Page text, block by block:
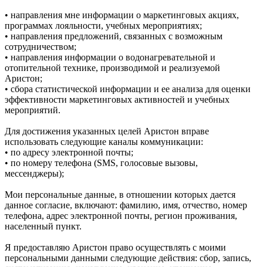
• направления мне информации о маркетинговых акциях,
программах лояльности, учебных мероприятиях;
• направления предложений, связанных с возможным
сотрудничеством;
• направления информации о водонагревательной и
отопительной технике, производимой и реализуемой
Аристон;
• сбора статистической информации и ее анализа для оценки
эффективности маркетинговых активностей и учебных
мероприятий.
Для достижения указанных целей Аристон вправе
использовать следующие каналы коммуникации:
• по адресу электронной почты;
• по номеру телефона (SMS, голосовые вызовы,
мессенджеры);
Мои персональные данные, в отношении которых дается
данное согласие, включают: фамилию, имя, отчество, номер
телефона, адрес электронной почты, регион проживания,
населенный пункт.
Я предоставляю Аристон право осуществлять с моими
персональными данными следующие действия: сбор, запись,